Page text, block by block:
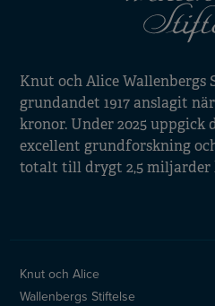
Knut och Alice Wallenbergs
grundandet 1917 anslagit
kronor. Under 2025 uppgick
excellent grundforskning
totalt till drygt 2,5 miljarder
Knut och Alice
Wallenbergs Stiftelse